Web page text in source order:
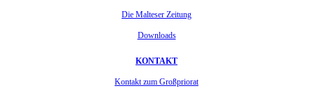
Die Malteser Zeitung
Downloads
KONTAKT
Kontakt zum Großpriorat